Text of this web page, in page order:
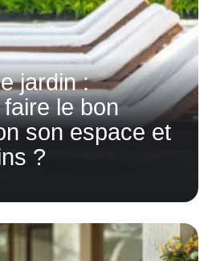
jardin :
le bon
son espace et
?